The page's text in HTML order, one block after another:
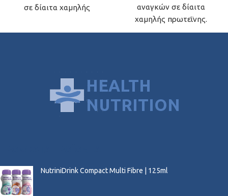
σε δίαιτα χαμηλής
αναγκών σε δίαιτα
χαμηλής πρωτεΐνης.
NutriniDrink Compact Multi Fibre | 125ml